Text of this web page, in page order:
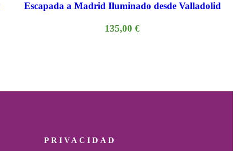
Escapada a Madrid Iluminado desde Valladolid
135,00€
PRIVACIDAD